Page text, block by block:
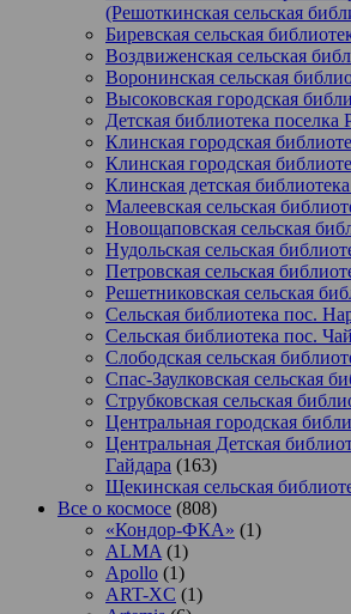
(Решоткинская сельская
Биревская сельская
Воздвиженская сельская
Воронинская сельская
Высоковская городская
Детская библиотека поселка
Клинская городская
Клинская городская
Клинская детская
Малеевская сельская
Новощаповская сельская
Нудольская сельская
Петровская сельская
Решетниковская сельская
Сельская библиотека пос.
Сельская библиотека пос.
Слободская сельская
Спас-Заулковская сельская
Струбковская сельская
Центральная городская
Центральная Детская
Гайдара (163)
Щекинская сельская
Все о космосе (808)
«Кондор-ФКА» (1)
ALMA (1)
Apollo (1)
ART-XC (1)